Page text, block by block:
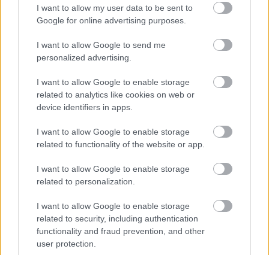
I want to allow my user data to be sent to
Google for online advertising purposes.
I want to allow Google to send me
personalized advertising.
I want to allow Google to enable storage
related to analytics like cookies on web or
device identifiers in apps.
I want to allow Google to enable storage
related to functionality of the website or app.
I want to allow Google to enable storage
related to personalization.
I want to allow Google to enable storage
related to security, including authentication
functionality and fraud prevention, and other
user protection.
Ολυμπιακός, Γουόκαπ: Δεν υπάρχει οπισθοχώρηση
από την αρχική τιμή πώλησης των 3 εκατομμυρίων
Οι πλουσιότεροι ιδιοκτήτες ομάδων παγκοσμίως:
Μαρινάκης
Ολυμπιακός: Ο φορ Ουγκάλντε, τα φαβορί στα χαφ
(Κάσερες, Καντιού) και ο Τικνιζιάν για αριστερά